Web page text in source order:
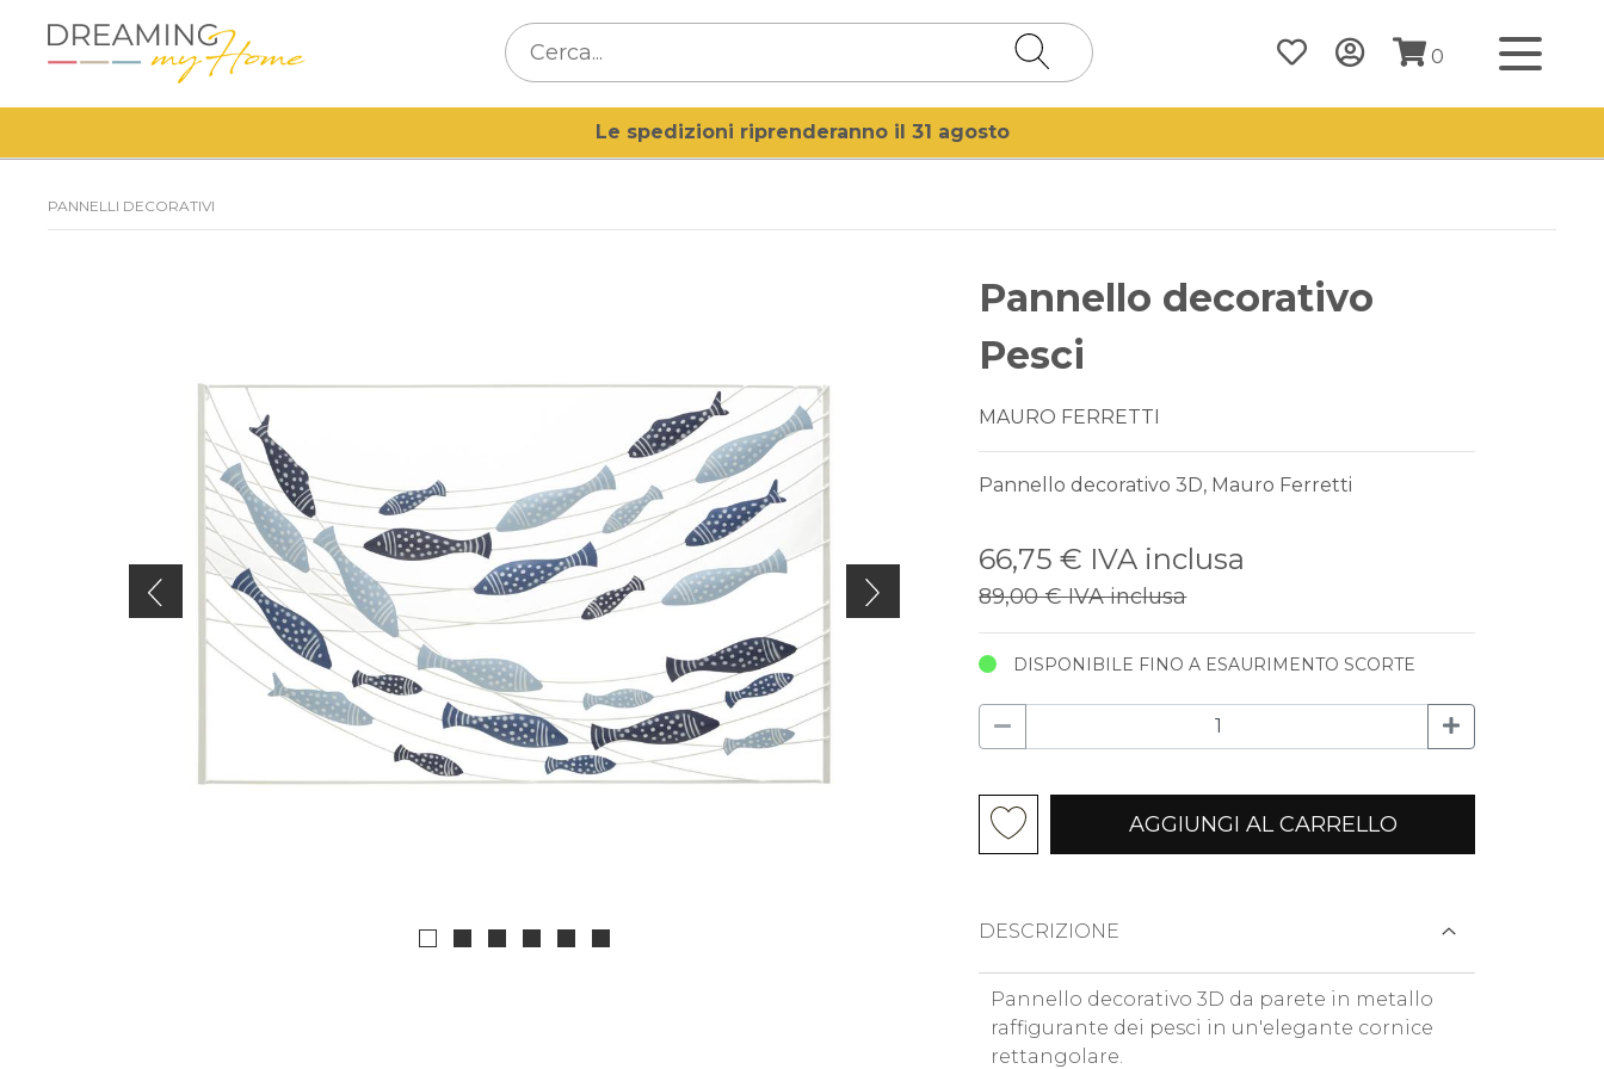
0
Le spedizioni riprenderanno il 31 agosto
PANNELLI DECORATIVI
Pannello decorativo
Pesci
MAURO FERRETTI
Pannello decorativo 3D, Mauro Ferretti
66,75 € IVA inclusa
89,00 €IVA inclusa
DISPONIBILE FINO A ESAURIMENTO SCORTE
AGGIUNGI AL CARRELLO
DESCRIZIONE
Pannello decorativo 3D da parete in metallo
raffigurante dei pesci in un'elegante cornice
rettangolare.